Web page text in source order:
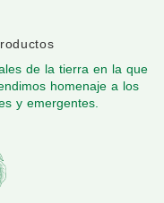
de la tierra en la que
homenaje a los
y emergentes.